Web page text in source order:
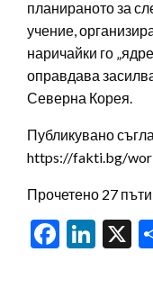
планираното за
учение,
наричайки го
оправдава
Северна Корея.
Публикувано
https://fakti.bg/
Прочетено 27
X